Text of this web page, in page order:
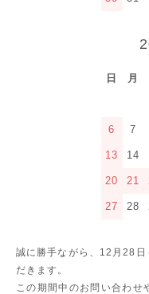
日 月
6 7
13 14
20 21
27 28
誠に勝手ながら、12月28
だきます。
この期間中のお問い合わ